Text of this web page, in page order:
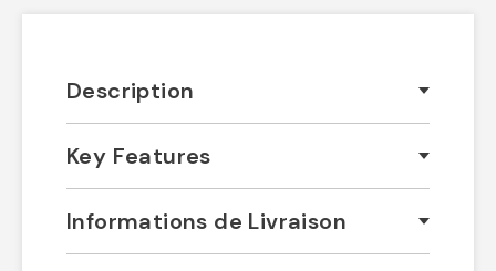
Description
Key Features
Informations de Livraison